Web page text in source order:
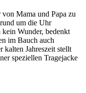
Mama und Papa zu
um die Uhr
Wunder, bedenkt
im Bauch auch
kalten Jahreszeit stellt
speziellen Tragejacke